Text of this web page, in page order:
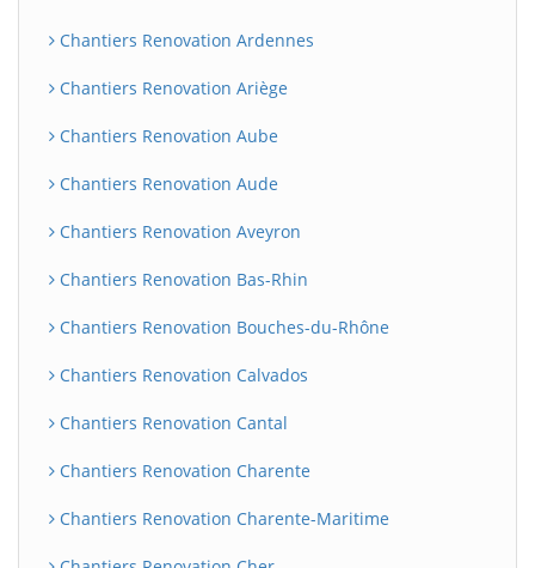
Chantiers Renovation Ardennes
Chantiers Renovation Ariège
Chantiers Renovation Aube
Chantiers Renovation Aude
Chantiers Renovation Aveyron
Chantiers Renovation Bas-Rhin
Chantiers Renovation Bouches-du-Rhône
Chantiers Renovation Calvados
Chantiers Renovation Cantal
Chantiers Renovation Charente
Chantiers Renovation Charente-Maritime